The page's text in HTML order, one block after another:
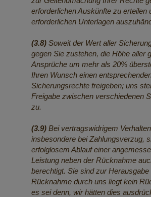
erforderlichen Auskünfte zu erteilen
erforderlichen Unterlagen
(3.8) Soweit der Wert aller
gegen Sie zustehen, die Höhe aller
Ansprüche um mehr als 20%
Ihren Wunsch einen
Sicherungsrechte freigeben; uns
Freigabe zwischen verschiedenen
zu.
(3.9) Bei vertragswidrigem
insbesondere bei Zahlungsverzug,
erfolglosem Ablauf einer
Leistung neben der Rücknahme
berechtigt. Sie sind zur
Rücknahme durch uns liegt kein
es sei denn, wir hätten dies